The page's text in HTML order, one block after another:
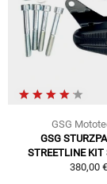
GSG
GSG
STREETLINE KIT
380,00 €